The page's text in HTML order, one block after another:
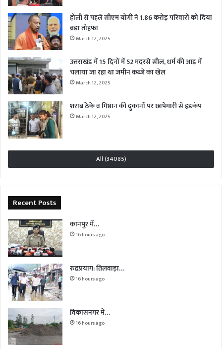
होली से पहले सीएम योगी ने 1.86 करोड़ परिवारों को दिया
बड़ा तोहफा
March 12, 2025
उत्तराखंड में 15 दिनों में 52 मदरसे सील, धर्म की आड़ में
चलाया जा रहा था जमीन कब्जे का खेल
March 12, 2025
शराब ठेके व मिष्ठान की दुकानों पर छापेमारी से हड़कंप
March 12, 2025
All (34085)
Recent Posts
कानपुर में…
16 hours ago
रुद्रप्रयाग: तिलवाड़ा…
16 hours ago
विकासनगर में…
16 hours ago